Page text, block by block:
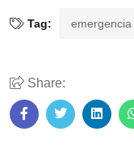
Tag: emergencia
Share: